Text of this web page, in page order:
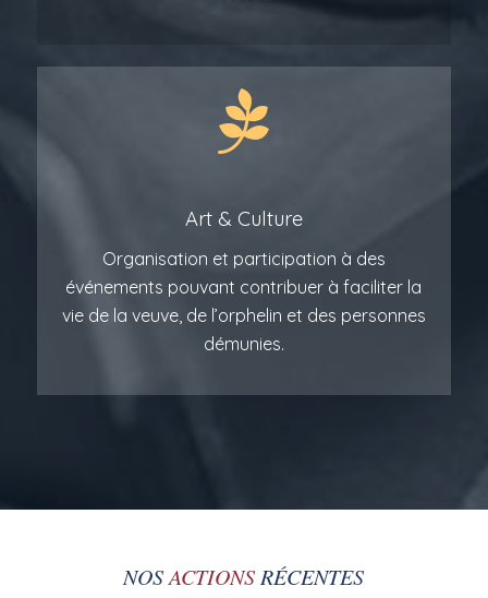
Art &Culture
Organisation et participation à des
événements pouvant contribuer à faciliter la
vie de la veuve, de l’orphelin et des personnes
démunies.
NOSACTIONS RÉCENTES